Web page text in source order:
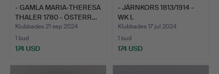
- GAMLA MARIA-THERESA
THALER 1780 - ÖSTERR…
Klubbades 21 sep 2024
1 bud
174 USD
- JÄRNKORS 1813/1914 -
WK I.
Klubbades 17 jul 2024
1 bud
174 USD